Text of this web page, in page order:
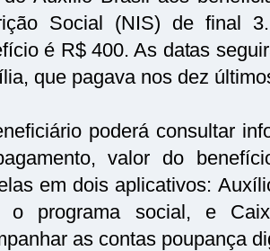
Social (NIS) de final
é R$ 400. As datas
que pagava nos dez
poderá consultar
valor do
em dois aplicativos:
o programa social, e
as contas poupança